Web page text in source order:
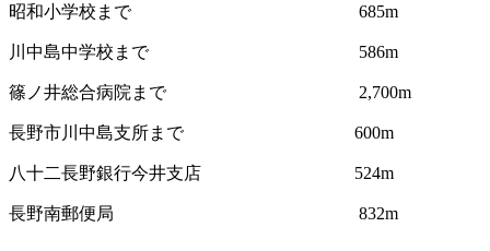
昭和小学校まで 685m
川中島中学校まで 586m
篠ノ井総合病院まで 2,700m
長野市川中島支所まで 600m
八十二長野銀行今井支店 524m
長野南郵便局 832m